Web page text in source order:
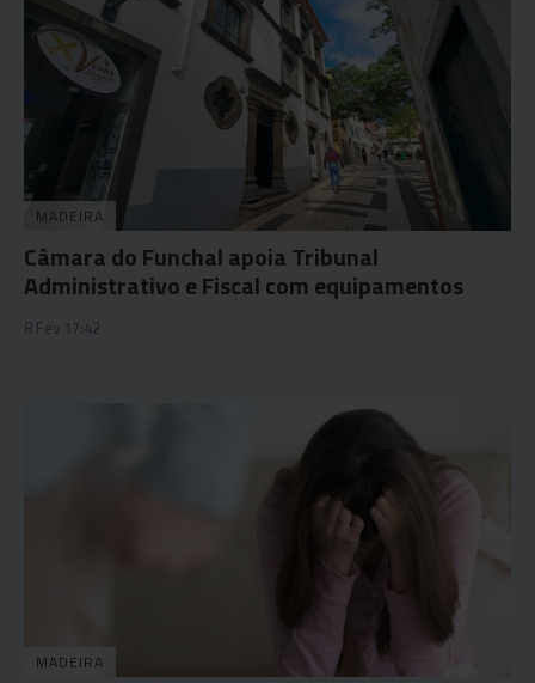
MADEIRA
Câmara do Funchal apoia Tribunal
Administrativo e Fiscal com equipamentos
8 Fev 17:42
MADEIRA